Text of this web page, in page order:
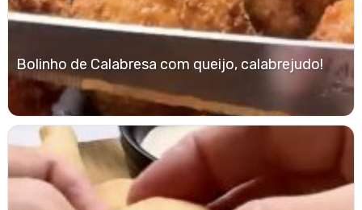
Bolinho de Calabresa com queijo, calabrejudo!